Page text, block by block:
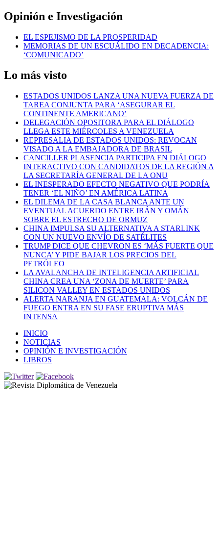
Opinión e Investigación
EL ESPEJISMO DE LA PROSPERIDAD
MEMORIAS DE UN ESCUÁLIDO EN DECADENCIA:
‘COMUNICADO’
Lo más visto
ESTADOS UNIDOS LANZA UNA NUEVA FUERZA DE
TAREA CONJUNTA PARA ‘ASEGURAR EL
CONTINENTE AMERICANO’
DELEGACIÓN OPOSITORA PARA EL DIÁLOGO
LLEGA ESTE MIÉRCOLES A VENEZUELA
REPRESALIA DE ESTADOS UNIDOS: REVOCAN
VISADO A LA EMBAJADORA DE BRASIL
CANCILLER PLASENCIA PARTICIPA EN DIÁLOGO
INTERACTIVO CON CANDIDATOS DE LA REGIÓN A
LA SECRETARÍA GENERAL DE LA ONU
EL INESPERADO EFECTO NEGATIVO QUE PODRÍA
TENER ‘EL NIÑO’ EN AMÉRICA LATINA
EL DILEMA DE LA CASA BLANCA ANTE UN
EVENTUAL ACUERDO ENTRE IRÁN Y OMÁN
SOBRE EL ESTRECHO DE ORMUZ
CHINA IMPULSA SU ALTERNATIVA A STARLINK
CON UN NUEVO ENVÍO DE SATÉLITES
TRUMP DICE QUE CHEVRON ES ‘MÁS FUERTE QUE
NUNCA’ Y PIDE BAJAR LOS PRECIOS DEL
PETRÓLEO
LA AVALANCHA DE INTELIGENCIA ARTIFICIAL
CHINA CREA UNA ‘ZONA DE MUERTE’ PARA
SILICON VALLEY EN ESTADOS UNIDOS
ALERTA NARANJA EN GUATEMALA: VOLCÁN DE
FUEGO ENTRA EN SU FASE ERUPTIVA MÁS
INTENSA
INICIO
NOTICIAS
OPINIÓN E INVESTIGACIÓN
LIBROS